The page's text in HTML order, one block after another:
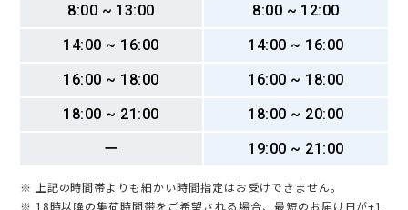
8:00 ~ 13:00
8:00 ~ 12:00
14:00 ~ 16:00
14:00 ~ 16:00
16:00 ~ 18:00
16:00 ~ 18:00
18:00 ~ 21:00
18:00 ~ 20:00
ー
19:00 ~ 21:00
※ 上記の時間帯よりも細かい時間指定はお受けできません。
※ 18時以降の集荷時間帯をご希望される場合、最短のお届け日が+1